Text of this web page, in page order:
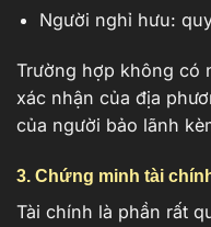
Người nghỉ hưu:
Trường hợp không có
xác nhận của địa
của người bảo lãnh
3. Chứng minh tài
Tài chính là phần rất